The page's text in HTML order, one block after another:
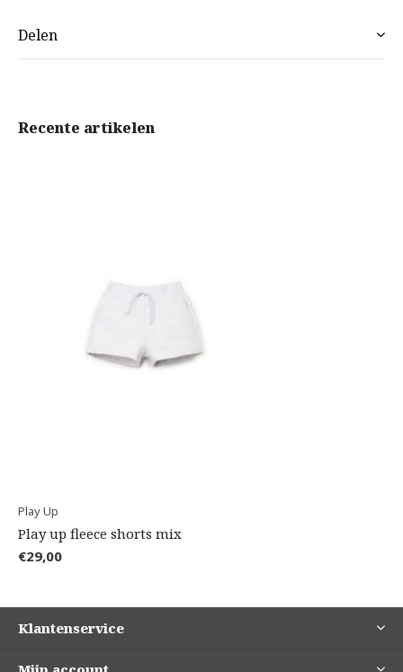
Delen
Recente artikelen
Play Up
Play up fleece shorts mix
€29,00
Klantenservice